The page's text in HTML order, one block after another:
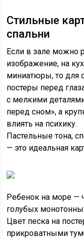
Стильные
спальни
Если в зале можно
изображение, на
миниатюры, то для
постеры перед
с мелкими деталями
перед сном», а
влиять на психику.
Пастельные тона,
— это идеальная
Ребенок на море —
голубых
Цвет песка на
прикроватными